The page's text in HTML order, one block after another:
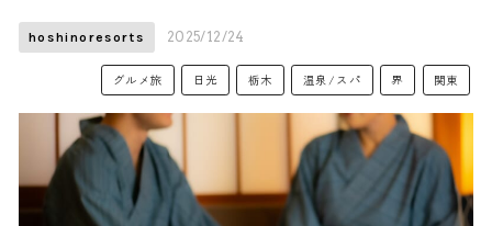
hoshinoresorts 2025/12/24
グルメ旅 日光 栃木 温泉/スパ 界 関東